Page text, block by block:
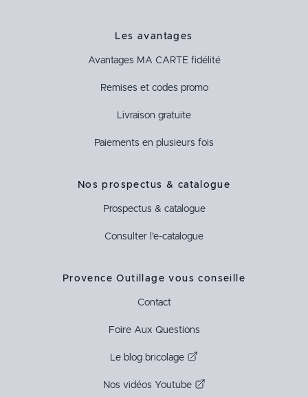
Les avantages
Avantages MA CARTE fidélité
Remises et codes promo
Livraison gratuite
Paiements en plusieurs fois
Nos prospectus & catalogue
Prospectus & catalogue
Consulter l'e-catalogue
Provence Outillage vous conseille
Contact
Foire Aux Questions
Le blog bricolage
Nos vidéos Youtube